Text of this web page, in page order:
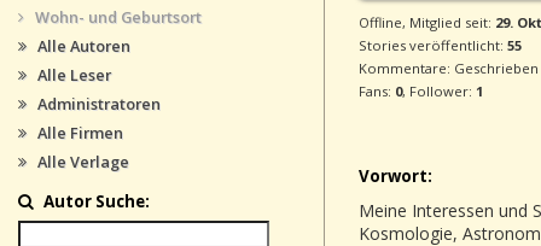
Offline, Mitglied seit: 29.
Stories veröffentlicht: 55
Kommentare: Geschrieben
Fans: 0, Follower: 1
Vorwort:
Meine Interessen und
Kosmologie,
Wohn- und Geburtsort
Alle Autoren
Alle Leser
Administratoren
Alle Firmen
Alle Verlage
Autor Suche: